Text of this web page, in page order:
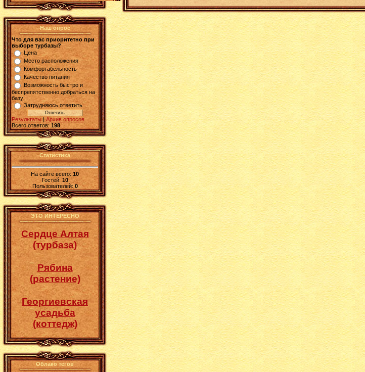
Наш опрос
Что для вас приоритетно при
выборе турбазы?
Цена
Место расположения
Комфортабельность
Качество питания
Возможность быстро и
беспрепятственно добраться на
базу
Затрудняюсь ответить
Результаты |Архив опросов
Всего ответов: 198
Статистика
На сайте всего:10
Гостей: 10
Пользователей: 0
ЭТО ИНТЕРЕСНО
Сердце Алтая
(турбаза)
Рябина
(растение)
Георгиевская
усадьба
(коттедж)
Облако тегов